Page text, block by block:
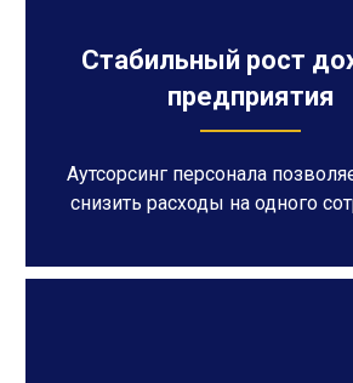
Стабильный рост
предприятия
Аутсорсинг персонала
снизить расходы на одного